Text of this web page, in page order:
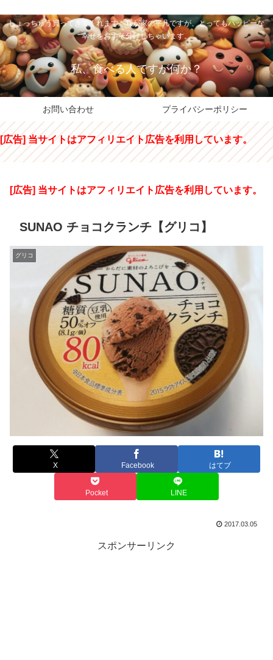
しょっちゅう買ってきてくれます。我が家の平凡ですが、とってもハッピーな
幸せをおすそ分けしちゃいます。
私、食べる人ですが何か？
お問い合わせ プライバシーポリシー
[広告] 当サイトはアフィリエイト広告を利用しています。
[広告] 当サイトはアフィリエイト広告を利用しています。
SUNAO チョコクランチ【グリコ】
グリコ
X Facebook はてブ
Pocket LINE
2017.03.05
スポンサーリンク